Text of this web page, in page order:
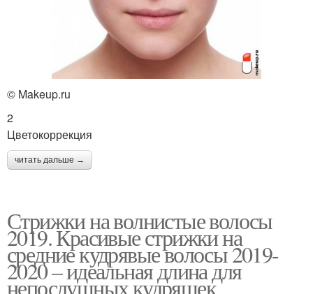
© Makeup.ru
2
Цветокоррекция
читать дальше →
Стрижки на волнистые волосы
2019. Красивые стрижки на
средние кудрявые волосы 2019-
2020 – идеальная длина для
непослушных кудряшек